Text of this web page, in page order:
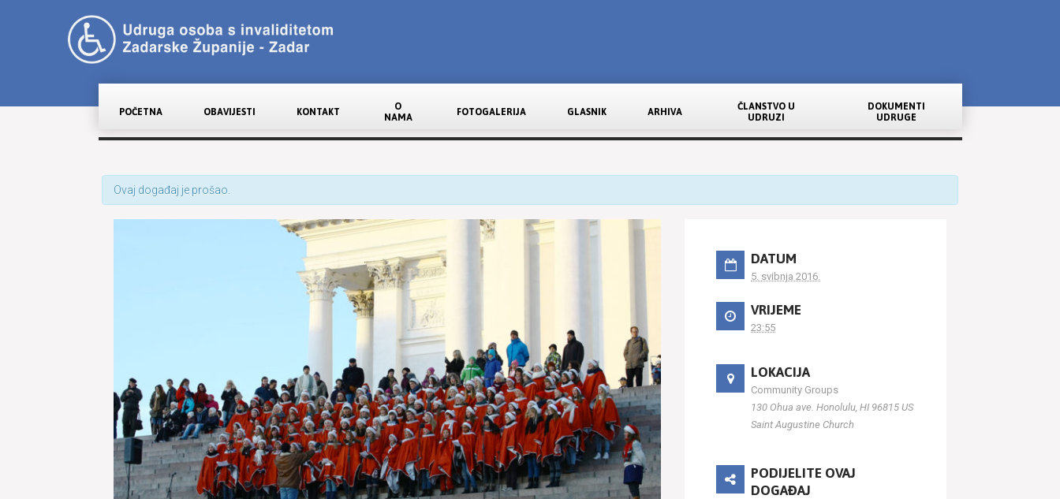
POČETNA OBAVIJESTI KONTAKT
O
NAMA
FOTOGALERIJA GLASNIK ARHIVA
ČLANSTVO U
UDRUZI
DOKUMENTI
UDRUGE
Ovaj događaj je prošao.
DATUM
5. svibnja 2016.
VRIJEME
23:55
LOKACIJA
Community Groups
130 Ohua ave. Honolulu, HI 96815 US
Saint Augustine Church
PODIJELITE OVAJ
DOGAĐAJ